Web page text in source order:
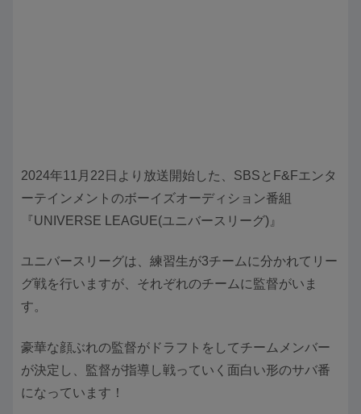
2024年11月22日より放送開始した、SBSとF&Fエンタ
ーテインメントのボーイズオーディション番組
『UNIVERSE LEAGUE(ユニバースリーグ)』
ユニバースリーグは、練習生が3チームに分かれてリー
グ戦を行いますが、それぞれのチームに監督がいま
す。
豪華な顔ぶれの監督がドラフトをしてチームメンバー
が決定し、監督が指導し戦っていく面白い形のサバ番
になっています！